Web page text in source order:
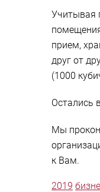
Учитывая
прием,
друг от
(1000
Остались
Мы
к Вам.
2019